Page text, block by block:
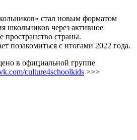
стал новым форматом
школьников через активное
пространство страны.
позакомиться с итогами 2022 года.
в официальной группе
culture4schoolkids >>>